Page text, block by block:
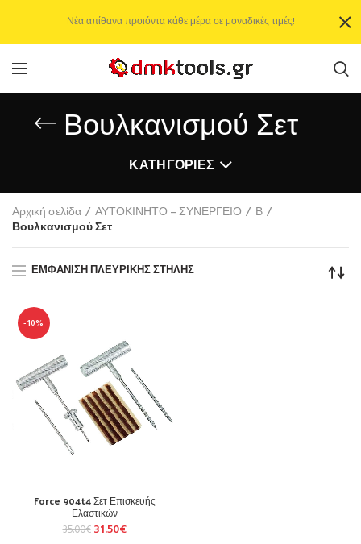
Βουλκανισμού Σετ
ΚΑΤΗΓΟΡΊΕΣ
Αρχική σελίδα ΑΥΤΟΚΙΝΗΤΟ – ΣΥΝΕΡΓΕΙΟ
Β
Βουλκανισμού Σετ
ΕΜΦΆΝΙΣΗ ΠΛΕΥΡΙΚΉΣ ΣΤΉΛΗΣ
-10%
Force 904t4 Σετ Επισκευής
Ελαστικών
35.00€ 31.50€
Νέα απίθανα προιόντα κάθε μέρα σε μοναδικές τιμές!